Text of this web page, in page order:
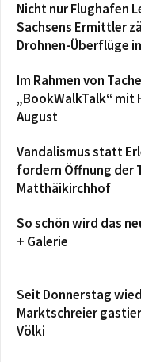
Nicht nur Flughafen
Sachsens Ermittler
Drohnen-Überflüge
Im Rahmen von
„BookWalkTalk“ mit
August
Vandalismus statt
fordern Öffnung der
Matthäikirchhof
So schön wird das
+ Galerie
Seit Donnerstag
Marktschreier
Völki